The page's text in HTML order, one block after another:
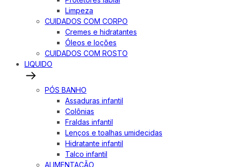
Limpeza
CUIDADOS COM CORPO
Cremes e hidratantes
Óleos e loções
CUIDADOS COM ROSTO
LIQUIDO
PÓS BANHO
Assaduras infantil
Colônias
Fraldas infantil
Lenços e toalhas umidecidas
Hidratante infantil
Talco infantil
ALIMENTAÇÃO